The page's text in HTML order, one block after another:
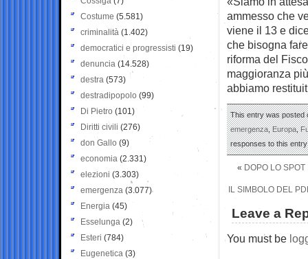
ammesso che
viene il 13 e
che bisogna
riforma del
maggioranza
abbiamo
This entry was posted
emergenza,Europa,
responses to this
« DOPO LO
IL SIMBOLO DEL
Leave a
You must be
Costume (5.581)
criminalità (1.402)
democratici e progressisti (19)
denuncia (14.528)
destra (573)
destradipopolo (99)
Di Pietro (101)
Diritti civili (276)
don Gallo (9)
economia (2.331)
elezioni (3.303)
emergenza (3.077)
Energia (45)
Esselunga (2)
Esteri (784)
Eugenetica (3)